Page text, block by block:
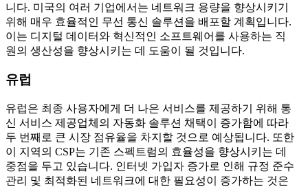
니다. 미국의 여러 기업에서는 네트워크 용량을 향상시키기
위해 매우 효율적인 무선 통신 솔루션을 배포할 계획입니다.
이는 디지털 데이터와 혁신적인 소프트웨어를 사용하는 직
원의 생산성을 향상시키는 데 도움이 될 것입니다.
유럽
유럽은 최종 사용자에게 더 나은 서비스를 제공하기 위해 통
신 서비스 제공업체의 자동화 솔루션 채택이 증가함에 따라
두 번째로 큰 시장 점유율을 차지할 것으로 예상됩니다. 또한
이 지역의 CSP는 기존 스펙트럼의 효율성을 향상시키는 데
중점을 두고 있습니다. 인터넷 가입자 증가로 인해 규정 준수
관리 및 최적화된 네트워크에 대한 필요성이 증가하는 것은